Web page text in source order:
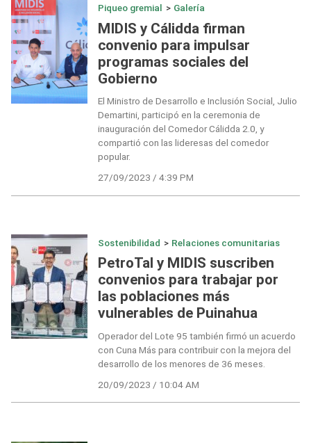
Piqueo gremial > Galería
MIDIS y Cálidda firman
convenio para impulsar
programas sociales del
Gobierno
El Ministro de Desarrollo e Inclusión Social, Julio
Demartini, participó en la ceremonia de
inauguración del Comedor Cálidda 2.0, y
compartió con las lideresas del comedor
popular.
27/09/2023 / 4:39 PM
Sostenibilidad > Relaciones comunitarias
PetroTal y MIDIS suscriben
convenios para trabajar por
las poblaciones más
vulnerables de Puinahua
Operador del Lote 95 también firmó un acuerdo
con Cuna Más para contribuir con la mejora del
desarrollo de los menores de 36 meses.
20/09/2023 / 10:04 AM